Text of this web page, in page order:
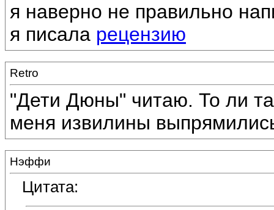
я наверно не правильно
я писала рецензию
Retro
"Дети Дюны" читаю. То ли
меня извилины
Нэффи
Цитата: